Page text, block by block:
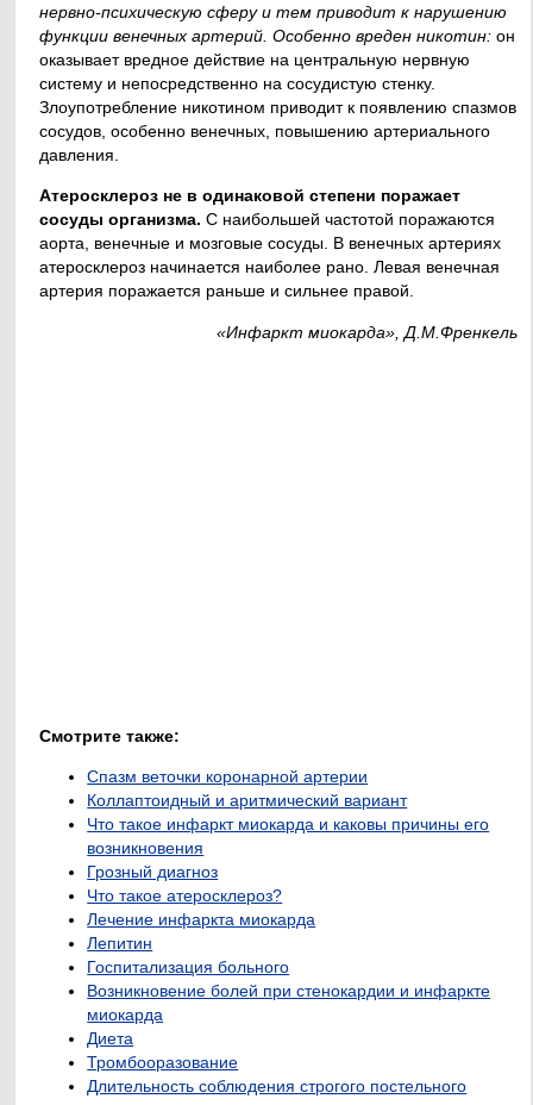
нервно-психическую сферу и тем приводит к нарушению
функции венечных артерий. Особенно вреден никотин:он
оказывает вредное действие на центральную нервную
систему и непосредственно на сосудистую стенку.
Злоупотребление никотином приводит к появлению спазмов
сосудов, особенно венечных, повышению артериального
давления.
Атеросклероз не в одинаковой степени поражает
сосуды организма. С наибольшей частотой поражаются
аорта, венечные и мозговые сосуды. В венечных артериях
атеросклероз начинается наиболее рано. Левая венечная
артерия поражается раньше и сильнее правой.
«Инфаркт миокарда», Д.М.Френкель
Смотрите также:
Спазм веточки коронарной артерии
Коллаптоидный и аритмический вариант
Что такое инфаркт миокарда и каковы причины его
возникновения
Грозный диагноз
Что такое атеросклероз?
Лечение инфаркта миокарда
Лепитин
Госпитализация больного
Возникновение болей при стенокардии и инфаркте
миокарда
Диета
Тромбооразование
Длительность соблюдения строгого постельного